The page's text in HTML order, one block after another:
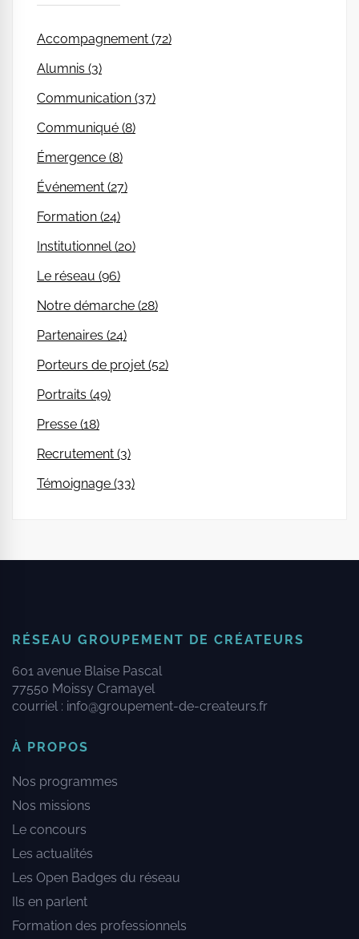
Accompagnement (72)
Alumnis (3)
Communication (37)
Communiqué (8)
Émergence (8)
Événement (27)
Formation (24)
Institutionnel (20)
Le réseau (96)
Notre démarche (28)
Partenaires (24)
Porteurs de projet (52)
Portraits (49)
Presse (18)
Recrutement (3)
Témoignage (33)
RÉSEAU GROUPEMENT DE CRÉATEURS
601 avenue Blaise Pascal
77550 Moissy Cramayel
courriel : info@groupement-de-createurs.fr
À PROPOS
Nos programmes
Nos missions
Le concours
Les actualités
Les Open Badges du réseau
Ils en parlent
Formation des professionnels